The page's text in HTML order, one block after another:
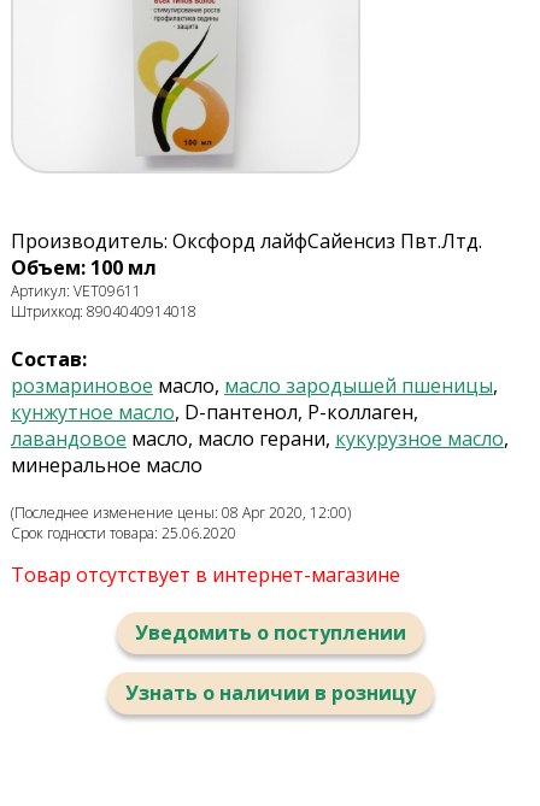
Производитель: Оксфорд лайфСайенсиз Пвт.Лтд.
Объем: 100 мл
Артикул: VET09611
Штрихкод: 8904040914018
Состав:
розмариновое масло, масло зародышей пшеницы,
кунжутное масло, D-пантенол, P-коллаген,
лавандовое масло, масло герани, кукурузное масло,
минеральное масло
(Последнее изменение цены: 08 Apr 2020, 12:00)
Срок годности товара: 25.06.2020
Товар отсутствует в интернет-магазине
Уведомить о поступлении
Узнать о наличии в розницу